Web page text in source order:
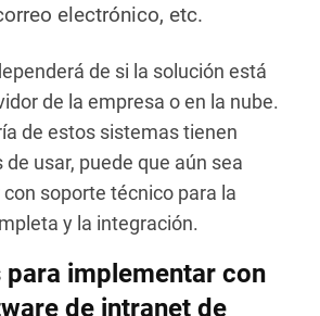
electrónico, etc.
de si la solución está
de la empresa o en la nube.
de estos sistemas tienen
usar, puede que aún sea
soporte técnico para la
y la integración.
para implementar con
de intranet de